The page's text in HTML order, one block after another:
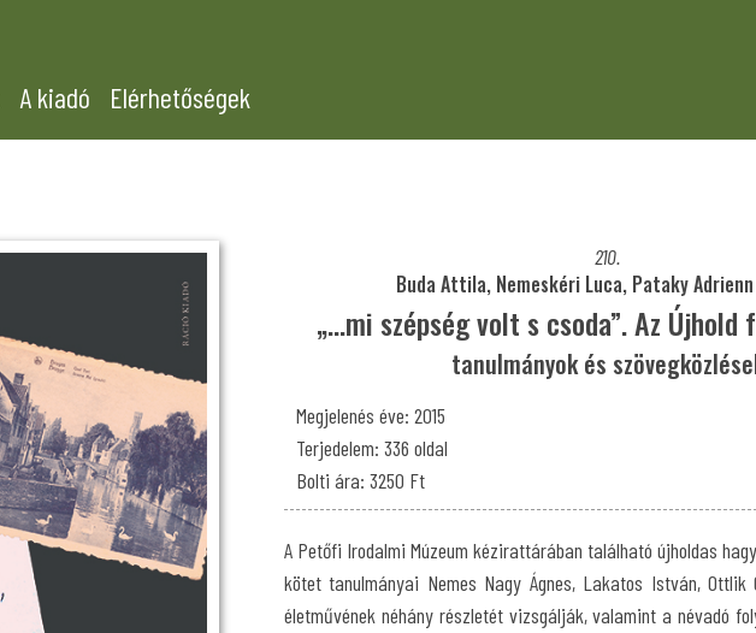
A kiadó Elérhetőségek
210.
Buda Attila, Nemeskéri Luca, Pataky
„…mi szépség volt s csoda”. Az
tanulmányok és
Megjelenés éve: 2015
Terjedelem: 336 oldal
Bolti ára: 3250 Ft
A Petőfi Irodalmi Múzeum kézirattárában található újholdas
kötet tanulmányai Nemes Nagy Ágnes, Lakatos István, Ottlik
életművének néhány részletét vizsgálják, valamint a névadó